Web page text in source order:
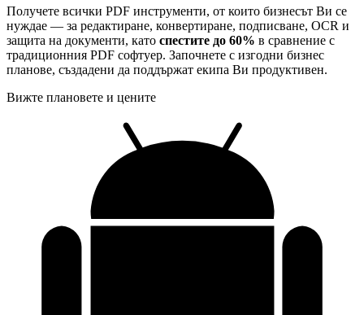
Получете всички PDF инструменти, от които бизнесът Ви се
нуждае — за редактиране, конвертиране, подписване, OCR и
защита на документи, като спестите до 60% в сравнение с
традиционния PDF софтуер. Започнете с изгодни бизнес
планове, създадени да поддържат екипа Ви продуктивен.
Вижте плановете и цените